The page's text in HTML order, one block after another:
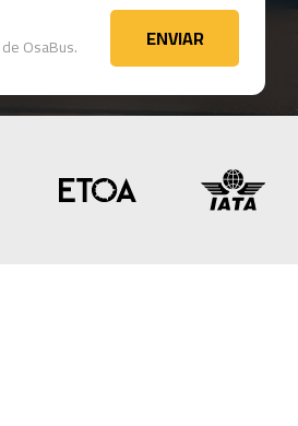
de OsaBus. ENVIAR
ENVIAR